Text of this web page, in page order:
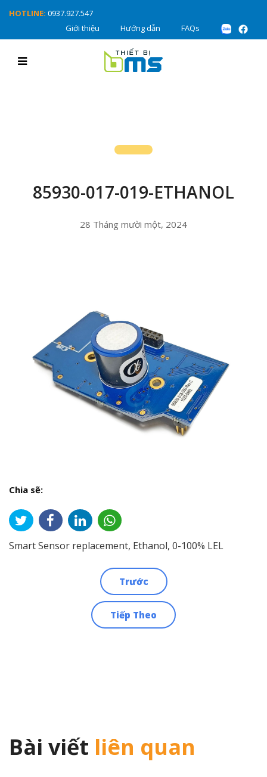
HOTLINE: 0937.927.547
Giới thiệu
Hướng dẫn FAQs
85930-017-019-ETHANOL
28 Tháng mười một, 2024
Chia sẽ:
Smart Sensor replacement, Ethanol, 0-100% LEL
Trước
Tiếp Theo
Bài viết liên quan